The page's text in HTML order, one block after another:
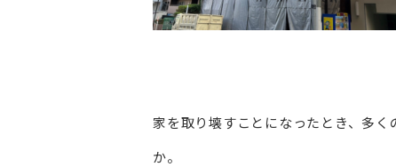
家を取り壊すことになったとき、多
か。